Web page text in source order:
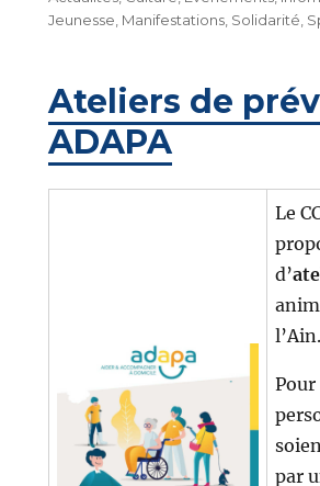
Jeunesse Manifestations, Solidarité
Ateliers de
ADAPA
Le
d’
l’Ain.
par